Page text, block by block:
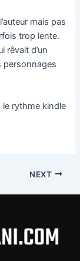
mais pas
trop lente.
rêvait d’un
personnages
le rythme kindle
NEXT